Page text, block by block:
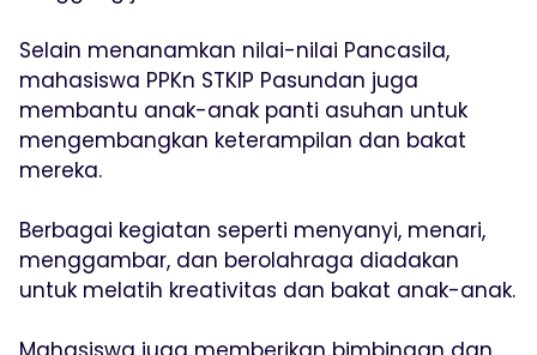
Selain menanamkan nilai-nilai Pancasila,
mahasiswa PPKn STKIP Pasundan juga
membantu anak-anak panti asuhan untuk
mengembangkan keterampilan dan bakat
mereka.
Berbagai kegiatan seperti menyanyi, menari,
menggambar, dan berolahraga diadakan
untuk melatih kreativitas dan bakat anak-anak.